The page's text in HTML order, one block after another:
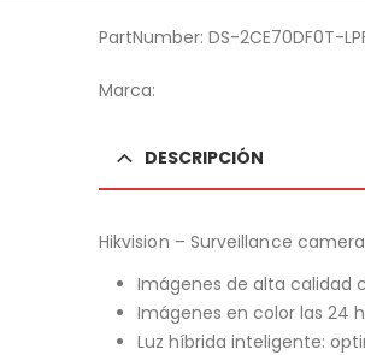
PartNumber: DS-2CE70DF0T-
Marca:
DESCRIPCIÓN
Hikvision – Surveillance
Imágenes de alta calidad
Imágenes en color las 24
Luz híbrida inteligente: